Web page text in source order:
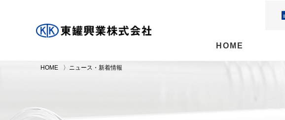
HOME
HOME ニュース・新着情報